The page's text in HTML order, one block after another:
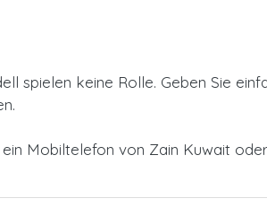
keine Rolle. Geben Sie
Mobiltelefon von Zain Kuwait